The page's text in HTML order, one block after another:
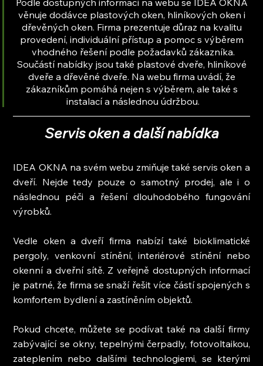
věnuje dodávce plastových oken, hliníkových oken i
dřevěných oken. Firma prezentuje důraz na kvalitu
provedení, individuální přístup a pomoc s výběrem
vhodného řešení podle požadavků zákazníka.
Součástí nabídky jsou také plastové dveře, hliníkové
dveře a dřevěné dveře. Na webu firma uvádí, že
zákazníkům pomáhá nejen s výběrem, ale také s
instalací a následnou údržbou.
Servis oken a další nabídka
IDEA OKNA na svém webu zmiňuje také servis oken a
dveří. Nejde tedy pouze o samotný prodej, ale i o
následnou péči a řešení dlouhodobého fungování
výrobků.
Vedle oken a dveří firma nabízí také bioklimatické
pergoly, venkovní stínění, interiérové stínění nebo
okenní a dveřní sítě. Z veřejně dostupných informací
je patrné, že firma se snaží řešit více částí spojených s
komfortem bydlení a zastíněním objektů.
Pokud chcete, můžete se podívat také na další firmy
zabývající se okny, tepelnými čerpadly, fotovoltaikou,
zateplením nebo dalšími technologiemi, se kterými